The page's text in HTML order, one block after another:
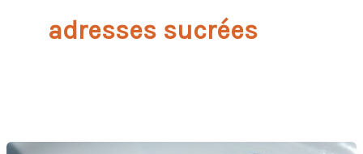
adresses sucrées